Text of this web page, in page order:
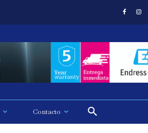
Contacto